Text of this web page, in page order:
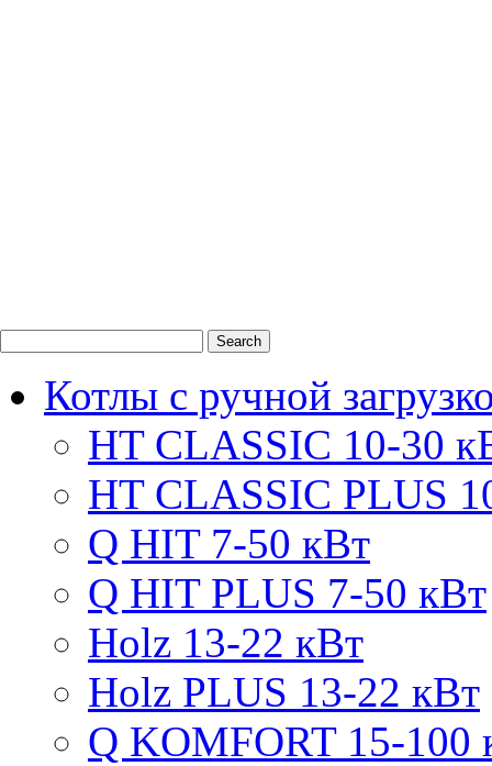
Котлы с ручной
HT CLASSIC 10-30
HT CLASSIC PLUS
Q HIT 7-50 кВт
Q HIT PLUS 7-50 кВт
Holz 13-22 кВт
Holz PLUS 13-22 кВт
Q KOMFORT 15-100